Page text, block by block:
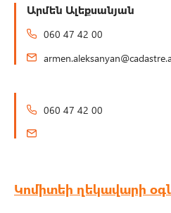
Արմեն Ալեքսանյան
060 47 42 00
060 47 42 00
Կոմիտեի ղեկավարի